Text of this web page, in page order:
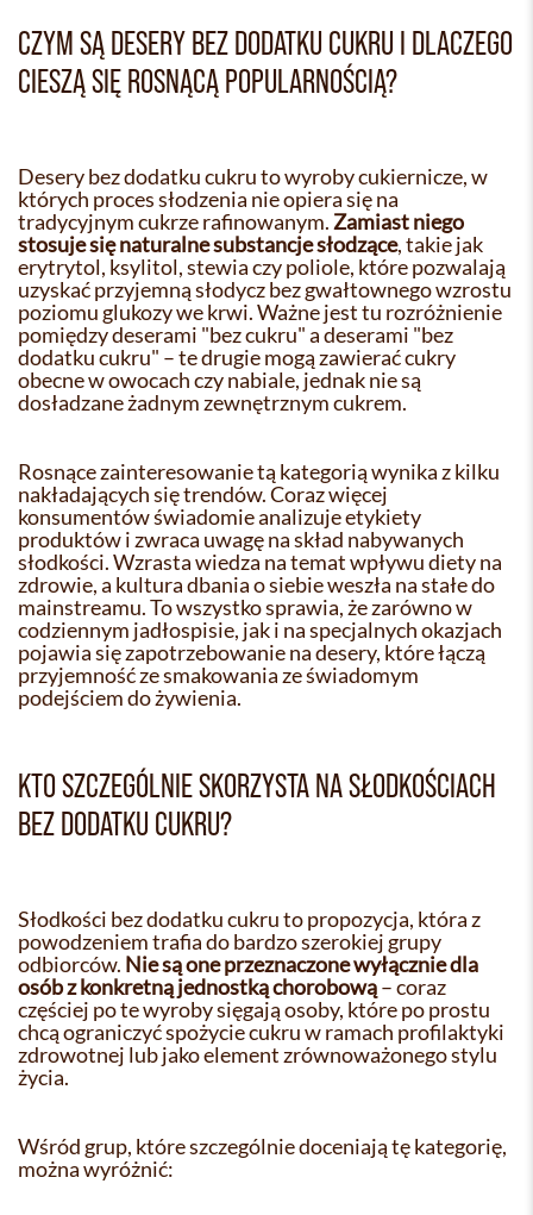
CZYM SĄ DESERY BEZ DODATKU CUKRU I DLACZEGO
CIESZĄ SIĘ ROSNĄCĄ POPULARNOŚCIĄ?
Desery bez dodatku cukru to wyroby cukiernicze, w
których proces słodzenia nie opiera się na
tradycyjnym cukrze rafinowanym.Zamiast niego
stosuje się naturalne substancje słodzące, takie jak
erytrytol, ksylitol, stewia czy poliole, które pozwalają
uzyskać przyjemną słodycz bez gwałtownego wzrostu
poziomu glukozy we krwi. Ważne jest tu rozróżnienie
pomiędzy deserami "bez cukru" a deserami "bez
dodatku cukru" – te drugie mogą zawierać cukry
obecne w owocach czy nabiale, jednak nie są
dosładzane żadnym zewnętrznym cukrem.
Rosnące zainteresowanie tą kategorią wynika z kilku
nakładających się trendów. Coraz więcej
konsumentów świadomie analizuje etykiety
produktów i zwraca uwagę na skład nabywanych
słodkości. Wzrasta wiedza na temat wpływu diety na
zdrowie, a kultura dbania o siebie weszła na stałe do
mainstreamu. To wszystko sprawia, że zarówno w
codziennym jadłospisie, jak i na specjalnych okazjach
pojawia się zapotrzebowanie na desery, które łączą
przyjemność ze smakowania ze świadomym
podejściem do żywienia.
KTO SZCZEGÓLNIE SKORZYSTA NA SŁODKOŚCIACH
BEZ DODATKU CUKRU?
Słodkości bez dodatku cukru to propozycja, która z
powodzeniem trafia do bardzo szerokiej grupy
odbiorców. Nie są one przeznaczone wyłącznie dla
osób z konkretną jednostką chorobową– coraz
częściej po te wyroby sięgają osoby, które po prostu
chcą ograniczyć spożycie cukru w ramach profilaktyki
zdrowotnej lub jako element zrównoważonego stylu
życia.
Wśród grup, które szczególnie doceniają tę kategorię,
można wyróżnić: